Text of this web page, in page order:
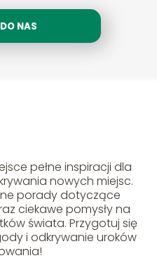
NAS
pełne inspiracji dla
nowych miejsc.
porady dotyczące
ciekawe pomysły na
świata. Przygotuj się
i odkrywanie uroków